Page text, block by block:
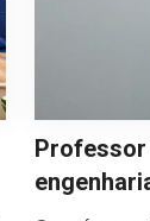
Professor